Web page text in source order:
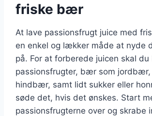
friske bær
At lave passionsfrugt juice med
en enkel og lækker måde at nyde
på. For at forberede juicen skal du
passionsfrugter, bær som
hindbær, samt lidt sukker eller
søde det, hvis det ønskes. Start
passionsfrugterne over og skrabe